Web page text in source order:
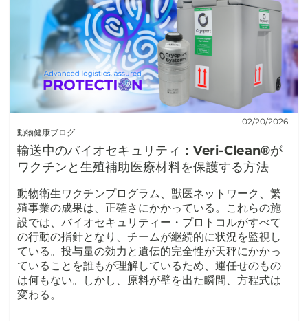
動物健康ブログ
02/20/2026
輸送中のバイオセキュリティ：Veri-Clean®が
ワクチンと生殖補助医療材料を保護する方法
動物衛生ワクチンプログラム、獣医ネットワーク、繁
殖事業の成果は、正確さにかかっている。これらの施
設では、バイオセキュリティー・プロトコルがすべて
の行動の指針となり、チームが継続的に状況を監視し
ている。投与量の効力と遺伝的完全性が天秤にかかっ
ていることを誰もが理解しているため、運任せのもの
は何もない。しかし、原料が壁を出た瞬間、方程式は
変わる。